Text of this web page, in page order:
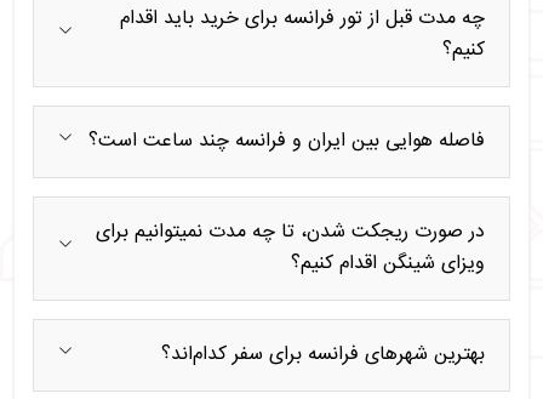
چه مدت قبل از تور فرانسه برای خرید باید اقدام
کنیم؟
فاصله هوایی بین ایران و فرانسه چند ساعت است؟
در صورت ریجکت شدن، تا چه مدت نمیتوانیم برای
ویزای شینگن اقدام کنیم؟
بهترین شهرهای فرانسه برای سفر کدام‌اند؟